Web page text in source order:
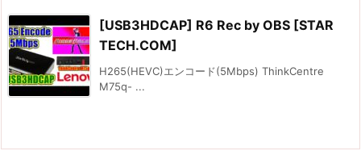
[USB3HDCAP] R6 Rec by OBS [STAR
TECH.COM]
H265(HEVC)エンコード(5Mbps) ThinkCentre
M75q- ...